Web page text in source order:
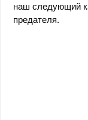
наш следующий
предателя.